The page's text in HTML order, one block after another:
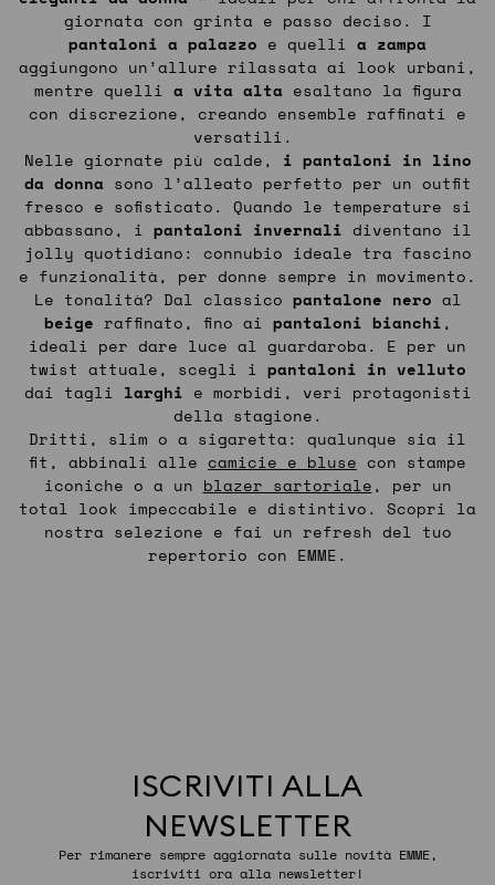
giornata con grinta e passo deciso. I
pantaloni a palazzo e quelli a zampa
aggiungono un’allure rilassata ai look urbani,
mentre quelli a vita alta esaltano la figura
con discrezione, creando ensemble raffinati e
versatili.
Nelle giornate più calde, i pantaloni in lino
da donna sono l’alleato perfetto per un outfit
fresco e sofisticato. Quando le temperature si
abbassano, i pantaloni invernali diventano il
jolly quotidiano: connubio ideale tra fascino
e funzionalità, per donne sempre in movimento.
Le tonalità? Dal classico pantalone nero al
beige raffinato, fino ai pantaloni bianchi,
ideali per dare luce al guardaroba. E per un
twist attuale, scegli i pantaloni in velluto
dai tagli larghi e morbidi, veri protagonisti
della stagione.
Dritti, slim o a sigaretta: qualunque sia il
fit, abbinali alle camicie e bluse con stampe
iconiche o a un blazer sartoriale, per un
total look impeccabile e distintivo. Scopri la
nostra selezione e fai un refresh del tuo
repertorio con EMME.
ISCRIVITI ALLA
NEWSLETTER
Per rimanere sempre aggiornata sulle novità EMME,
iscriviti ora alla newsletter!